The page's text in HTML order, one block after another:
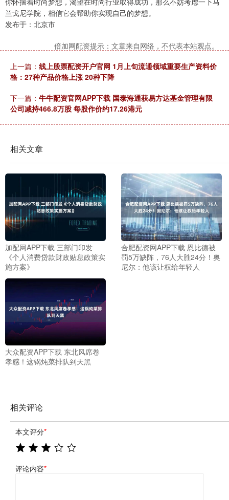
兰戈尼学院，相信它会帮助你实现自己的梦想。
发布于：北京市
倍加网配资提示：文章来自网络，不代表本站观点。
上一篇： 线上股票配资开户官网 1月上旬流通领域重要生产资料价
格：27种产品价格上涨 20种下降
下一篇： 牛牛配资官网APP下载 国泰海通获易方达基金管理有限
公司减持466.8万股 每股作价约17.26港元
相关文章
加配网APP下载 三部门印发
《个人消费贷款财政贴息政策实
施方案》
合肥配资网APP下载 恩比德被
罚5万缺阵，76人大胜24分！奥
尼尔：他该让权给年轻人
大众配资APP下载 东北风席卷
孝感！这锅炖菜排队到天黑
相关评论
本文评分*
评论内容*